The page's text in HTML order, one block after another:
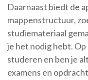
Daarnaast biedt de
mappenstructuur,
studiemateriaal
je het nodig hebt.
studeren en ben je
examens en